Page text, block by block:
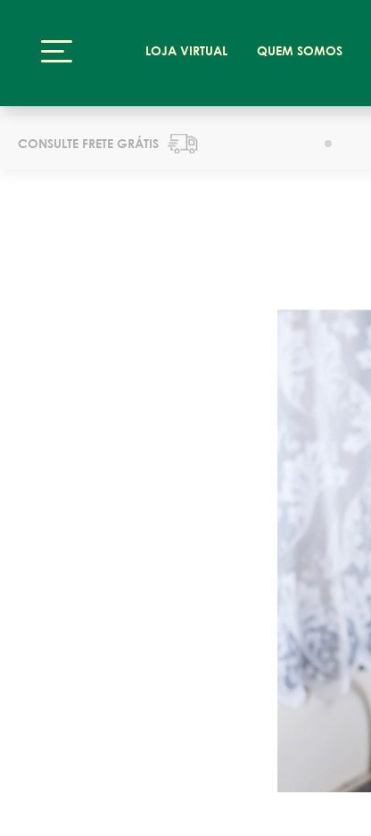
LOJA VIRTUAL QUEM SOMOS
CONSULTE FRETE GRÁTIS